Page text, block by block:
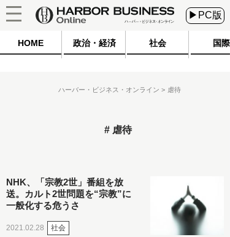
▶PC版
HOME 政治・経済 社会 国際
ハーバー・ビジネス・オンライン 虐待
虐待
NHK、「宗教2世」番組を放
送。カルト2世問題を“宗教”に
一般化する危うさ
2021.02.28 社会